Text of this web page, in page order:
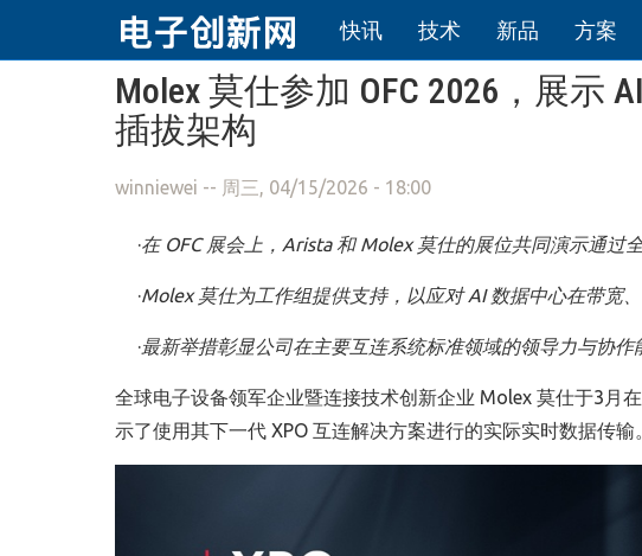
跳转到主要内容
快讯 技术 新品 方案
Molex 莫仕参加 OFC 2026，展示
插拔架构
winniewei -- 周三, 04/15/2026 - 18:00
·在OFC 展会上， Arista和Molex莫仕的展位共同演示通过
·Molex莫仕为工作组提供支持，以应对AI数据中心在带宽
·最新举措彰显公司在主要互连系统标准领域的领导力与协作
全球电子设备领军企业暨连接技术创新企业 Molex 莫仕于3月
示了使用其下一代 XPO 互连解决方案进行的实际实时数据传输。